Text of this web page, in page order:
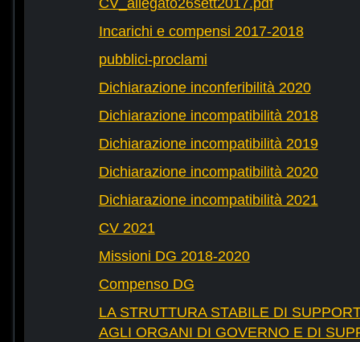
CV_allegato26sett2017.pdf
Incarichi e compensi 2017-2018
pubblici-proclami
Dichiarazione inconferibilità 2020
Dichiarazione incompatibilità 2018
Dichiarazione incompatibilità 2019
Dichiarazione incompatibilità 2020
Dichiarazione incompatibilità 2021
CV 2021
Missioni DG 2018-2020
Compenso DG
LA STRUTTURA STABILE DI
AGLI ORGANI DI GOVERNO E DI